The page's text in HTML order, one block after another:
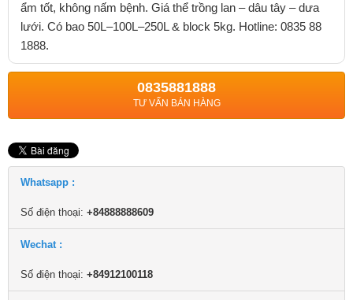
ẩm tốt, không nấm bệnh. Giá thể trồng lan – dâu tây – dưa
lưới. Có bao 50L–100L–250L & block 5kg. Hotline: 0835 88
1888.
0835881888
TƯ VẤN BÁN HÀNG
Whatsapp :
Số điện thoại: +84888888609
Wechat :
Số điện thoại: +84912100118